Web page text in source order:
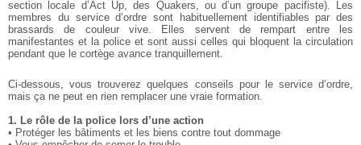
section locale d’Act Up, des Quakers, ou d’un groupe pacifiste). Les
membres du service d’ordre sont habituellement identifiables par des
brassards de couleur vive. Elles servent de rempart entre les
manifestantes et la police et sont aussi celles qui bloquent la circulation
pendant que le cortège avance tranquillement.
Ci-dessous, vous trouverez quelques conseils pour le service d’ordre,
mais ça ne peut en rien remplacer une vraie formation.
1. Le rôle de la police lors d’une action
• Protéger les bâtiments et les biens contre tout dommage